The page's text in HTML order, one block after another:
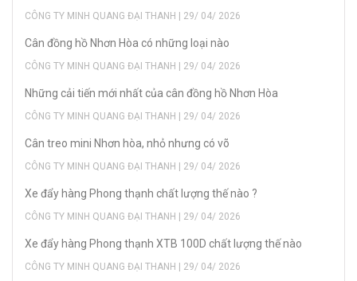
CÔNG TY MINH QUANG ĐẠI THANH | 29/ 04/ 2026
Cân đồng hồ Nhơn Hòa có những loại nào
CÔNG TY MINH QUANG ĐẠI THANH | 29/ 04/ 2026
Những cải tiến mới nhất của cân đồng hồ Nhơn Hòa
CÔNG TY MINH QUANG ĐẠI THANH | 29/ 04/ 2026
Cân treo mini Nhơn hòa, nhỏ nhưng có võ
CÔNG TY MINH QUANG ĐẠI THANH | 29/ 04/ 2026
Xe đẩy hàng Phong thạnh chất lượng thế nào ?
CÔNG TY MINH QUANG ĐẠI THANH | 29/ 04/ 2026
Xe đẩy hàng Phong thạnh XTB 100D chất lượng thế nào
CÔNG TY MINH QUANG ĐẠI THANH | 29/ 04/ 2026